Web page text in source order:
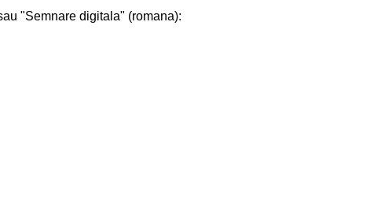
"Semnare digitala" (romana):